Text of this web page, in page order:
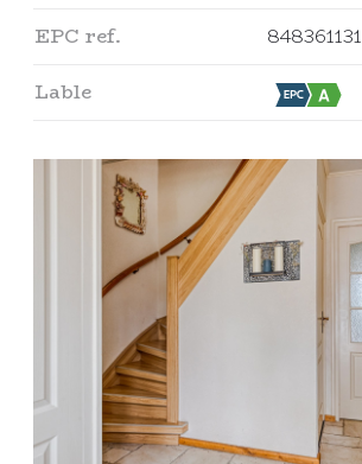
EPC ref.
848361131
Lable